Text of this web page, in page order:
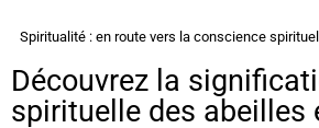
Spiritualité : en route vers la conscience
Découvrez la
spirituelle des abeilles